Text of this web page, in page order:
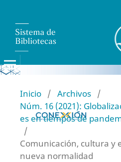
Inicio / Archivos /
Núm. 16 (2021):
es en tiempos de
/
Comunicación, cultura y
nueva normalidad